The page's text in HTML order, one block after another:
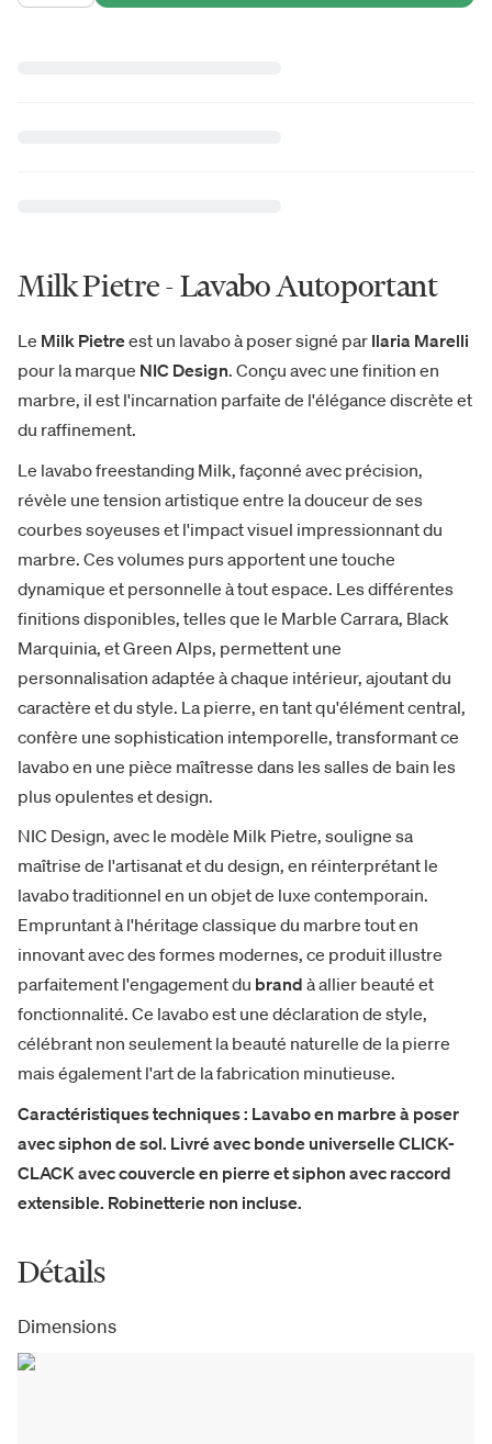
Milk Pietre - Lavabo Autoportant
Le Milk Pietreest un lavabo à poser signé par Ilaria Marelli
pour la marque NIC Design. Conçu avec une finition en
marbre, il est l'incarnation parfaite de l'élégance discrète et
du raffinement.
Le lavabo freestanding Milk, façonné avec précision,
révèle une tension artistique entre la douceur de ses
courbes soyeuses et l'impact visuel impressionnant du
marbre. Ces volumes purs apportent une touche
dynamique et personnelle à tout espace. Les différentes
finitions disponibles, telles que le Marble Carrara, Black
Marquinia, et Green Alps, permettent une
personnalisation adaptée à chaque intérieur, ajoutant du
caractère et du style. La pierre, en tant qu'élément central,
confère une sophistication intemporelle, transformant ce
lavabo en une pièce maîtresse dans les salles de bain les
plus opulentes et design.
NIC Design, avec le modèle Milk Pietre, souligne sa
maîtrise de l'artisanat et du design, en réinterprétant le
lavabo traditionnel en un objet de luxe contemporain.
Empruntant à l'héritage classique du marbre tout en
innovant avec des formes modernes, ce produit illustre
parfaitement l'engagement du brand à allier beauté et
fonctionnalité. Ce lavabo est une déclaration de style,
célébrant non seulement la beauté naturelle de la pierre
mais également l'art de la fabrication minutieuse.
Caractéristiques techniques : Lavabo en marbre à poser
avec siphon de sol. Livré avec bonde universelle CLICK-
CLACK avec couvercle en pierre et siphon avec raccord
extensible. Robinetterie non incluse.
Détails
Dimensions